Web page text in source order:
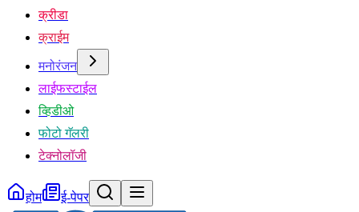
क्रीडा
क्राईम
मनोरंजन
लाईफस्टाईल
व्हिडीओ
फोटो गॅलरी
टेक्नोलॉजी
होम ई-पेपर